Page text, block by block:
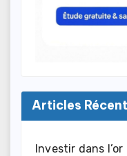
Articles
Investir dans